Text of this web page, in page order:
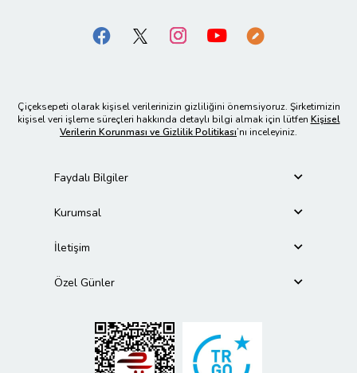
Çiçeksepeti olarak kişisel verilerinizin gizliliğini önemsiyoruz. Şirketimizin
kişisel veri işleme süreçleri hakkında detaylı bilgi almak için lütfen Kişisel
Verilerin Korunması ve Gizlilik Politikası’nı inceleyiniz.
Faydalı Bilgiler
Kurumsal
İletişim
Özel Günler